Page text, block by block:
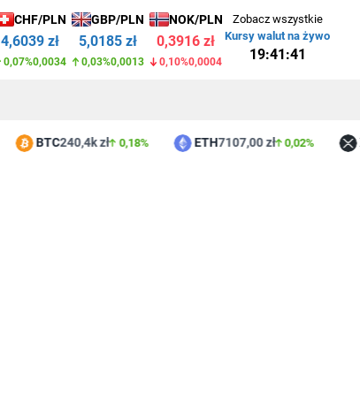
CHF/PLN
4,6039 zł
0,07%0,0034
GBP/PLN
5,0185 zł
0,03%0,0013
NOK/PLN
0,3916 zł
0,10%0,0004
Zobacz wszystkie
Kursy walut na żywo
19:41:41
BTC240,4k zł 0,18% ETH7107,00 zł 0,02%